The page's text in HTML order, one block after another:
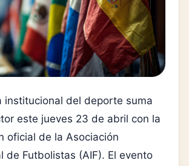
institucional del deporte suma
este jueves 23 de abril con la
oficial de la Asociación
de Futbolistas (AIF). El evento